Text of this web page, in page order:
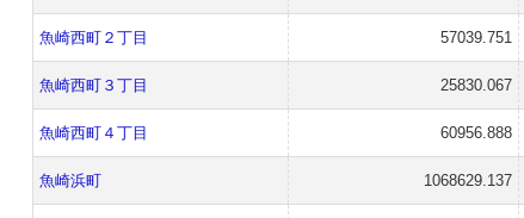
魚崎西町２丁目 57039.751
魚崎西町３丁目 25830.067
魚崎西町４丁目 60956.888
魚崎浜町 1068629.137